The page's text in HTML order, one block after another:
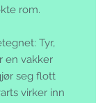
rom.
Tyr,
en vakker
seg flott
virker inn